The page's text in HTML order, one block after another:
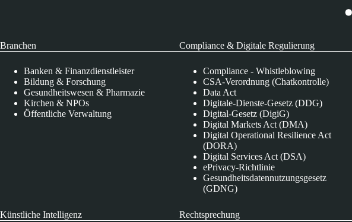
Branchen
Banken & Finanzdienstleister
Bildung & Forschung
Gesundheitswesen & Pharmazie
Kirchen & NPOs
Öffentliche Verwaltung
Compliance & Digitale Regulierung
Compliance - Whistleblowing
CSA-Verordnung (Chatkontrolle)
Data Act
Digitale-Dienste-Gesetz (DDG)
Digital-Gesetz (DigiG)
Digital Markets Act (DMA)
Digital Operational Resilience Act
(DORA)
Digital Services Act (DSA)
ePrivacy-Richtlinie
Gesundheitsdatennutzungsgesetz
(GDNG)
Künstliche Intelligenz Rechtsprechung